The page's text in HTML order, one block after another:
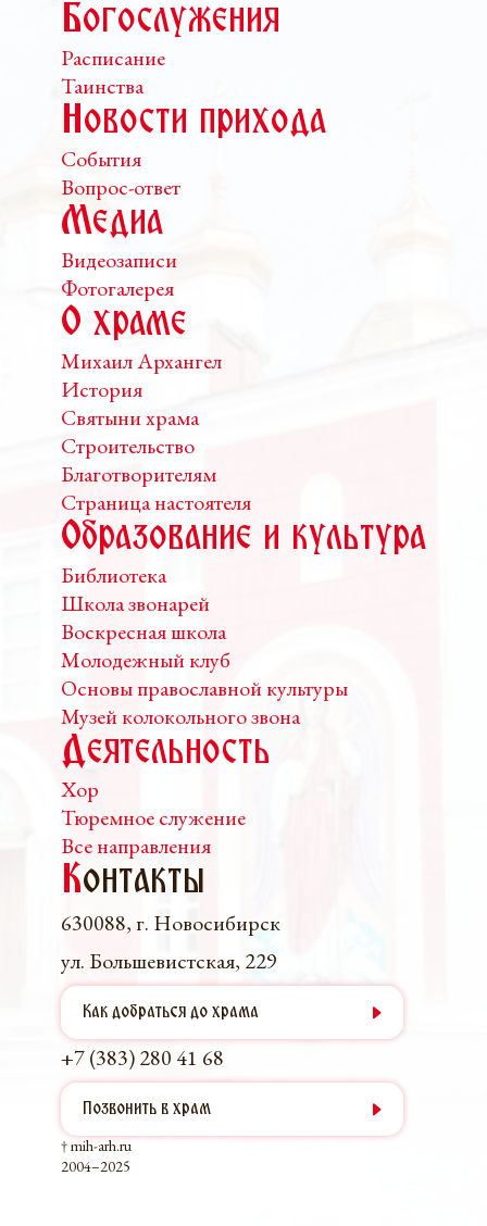
Богослужения
Расписание
Таинства
Новости прихода
События
Вопрос-ответ
Медиа
Видеозаписи
Фотогалерея
О храме
Михаил Архангел
История
Святыни храма
Строительство
Благотворителям
Страница настоятеля
Образование и культура
Библиотека
Школа звонарей
Воскресная школа
Молодежный клуб
Основы православной культуры
Музей колокольного звона
Деятельность
Хор
Тюремное служение
Все направления
Контакты
630088, г. Новосибирск
ул. Большевистская, 229
Как добраться до храма
+7 (383) 280 41 68
Позвонить в храм
† mih-arh.ru
2004–2025